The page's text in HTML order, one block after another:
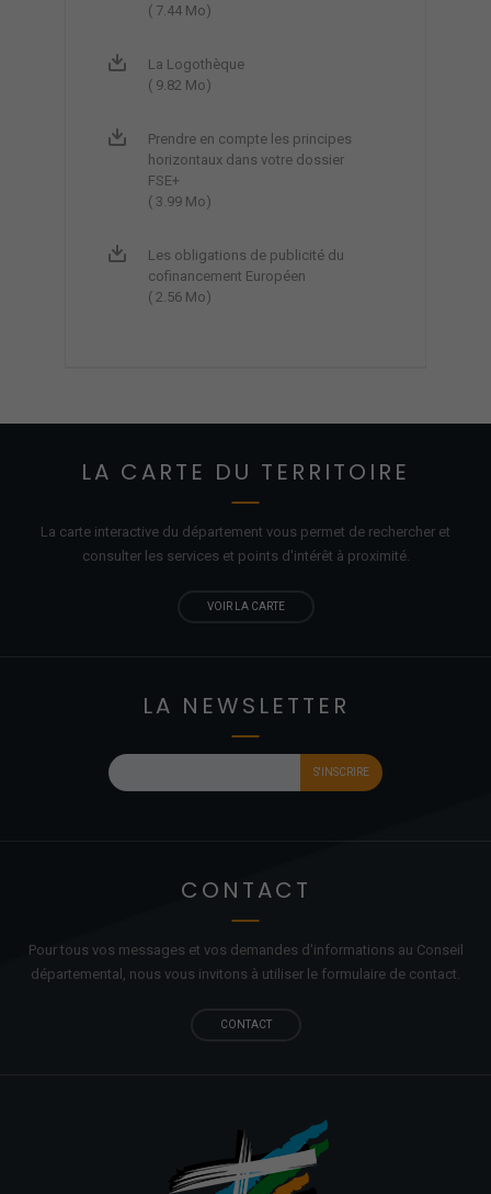
( 7.44 Mo)
La Logothèque
( 9.82 Mo)
Prendre en compte les principes
horizontaux dans votre dossier
FSE+
( 3.99 Mo)
Les obligations de publicité du
cofinancement Européen
( 2.56 Mo)
LA CARTE DU TERRITOIRE
La carte interactive du département vous permet de rechercher et
consulter les services et points d'intérêt à proximité.
VOIR LA CARTE
LA NEWSLETTER
CONTACT
Pour tous vos messages et vos demandes d'informations au Conseil
départemental, nous vous invitons à utiliser le formulaire de contact.
CONTACT